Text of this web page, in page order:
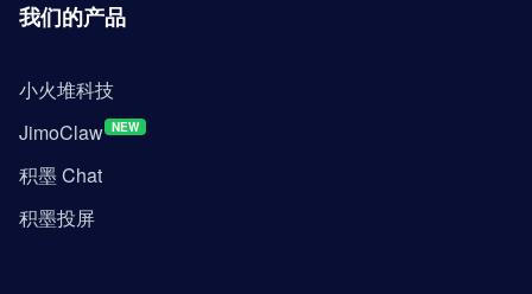
我们的产品
小火堆科技
JimoClaw NEW
积墨 Chat
积墨投屏